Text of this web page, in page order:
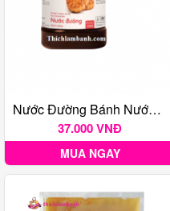
Nước Đường Bánh Nướng FARINA 500g
37.000 VNĐ
MUA NGAY